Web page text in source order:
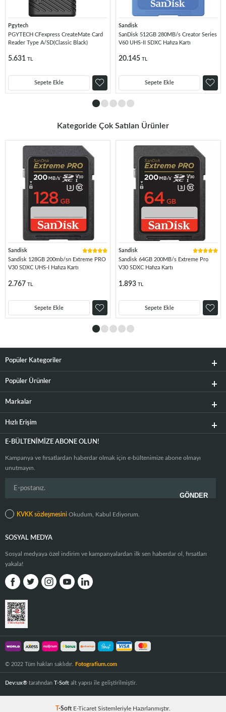
Pgytech
PGYTECH CFexpress CreateMate Card
Reader Type A/SD(Classic Black)
5.631 TL
Sepete Ekle
Sandisk
SanDisk 512GB 280MB/s Creator Series
V60 UHS-II SDXC Hafıza Kartı
20.145 TL
Sepete Ekle
Kategoride Çok Satılan Ürünler
Sandisk
Sandisk 128GB 200mb/sn Extreme PRO
V30 SDXC UHS-I Hafıza Kartı
2.767 TL
Sepete Ekle
Sandisk
Sandisk 64GB 200MB/s Extreme Pro
V30 SDXC Hafıza Kartı
1.893 TL
Sepete Ekle
Popüler Kategoriler
Popüler Ürünler
Markalar
Hızlı Erişim
E-BÜLTENIMIZE ABONE OLUN!
Kampanya ve fırsatlardan haberdar olmak için e-bültenimize abone olmayı
unutmayın.
KVKK sözleşmesini Okudum, Kabul Ediyorum.
SOSYAL MEDYA
Sosyal medyaya özel indirim ve kampanyalardan ilk sen haberdar ol, fırsatları
yakala!
© 2022 Tüm hakları saklıdır. Fotografium.com
Dev:ux® tarafından T-Soft alt yapısı ile geliştirilmiştir.
T-Soft E-Ticaret Sistemleriyle Hazırlanmıştır.